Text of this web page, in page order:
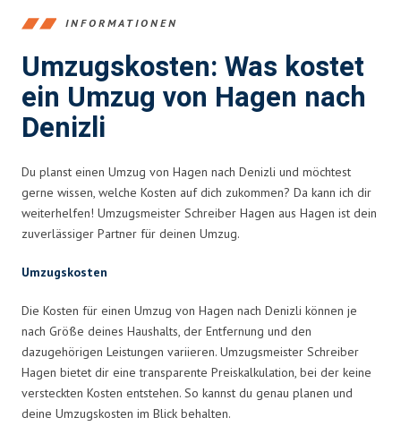
INFORMATIONEN
Umzugskosten: Was kostet
ein Umzug von Hagen nach
Denizli
Du planst einen Umzug von Hagen nach Denizli und möchtest
gerne wissen, welche Kosten auf dich zukommen? Da kann ich dir
weiterhelfen! Umzugsmeister Schreiber Hagen aus Hagen ist dein
zuverlässiger Partner für deinen Umzug.
Umzugskosten
Die Kosten für einen Umzug von Hagen nach Denizli können je
nach Größe deines Haushalts, der Entfernung und den
dazugehörigen Leistungen variieren. Umzugsmeister Schreiber
Hagen bietet dir eine transparente Preiskalkulation, bei der keine
versteckten Kosten entstehen. So kannst du genau planen und
deine Umzugskosten im Blick behalten.